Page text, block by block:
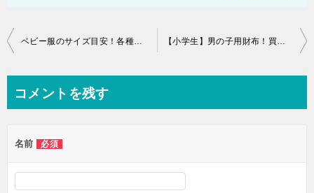
投
ビ
ー
シ
ベビー服のサイズ目安！各種ブランド別基準を先輩ママが教えます 【小学生】男の子用財布！買うならコレがオススメ
コメントを残す
名前 必須